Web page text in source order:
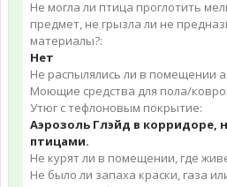
Не могла ли птица проглотить
предмет, не грызла ли не
материалы?:
Нет
Не распылялись ли в помещении
Моющие средства для пола/
Утюг с тефлоновым покрытие:
Аэрозоль Глэйд в корридоре,
птицами.
Не курят ли в помещении, где
Не было ли запаха краски, газа